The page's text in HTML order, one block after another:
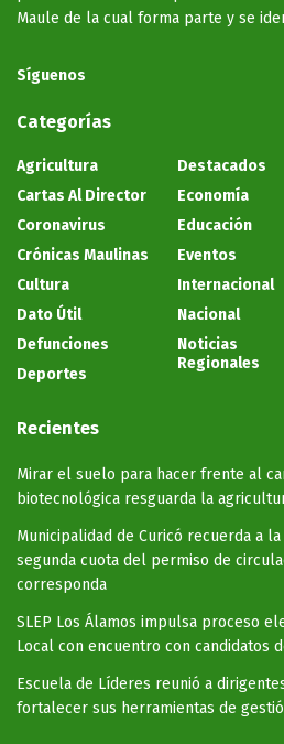
Maule de la cual forma parte y se
Síguenos
Categorías
Agricultura
Cartas Al Director
Coronavirus
Crónicas Maulinas
Cultura
Dato Útil
Defunciones
Deportes
Destacados
Economía
Educación
Eventos
Internacional
Nacional
Noticias
Regionales
Recientes
Mirar el suelo para hacer frente al
biotecnológica resguarda la
Municipalidad de Curicó recuerda a
segunda cuota del permiso de
corresponda
SLEP Los Álamos impulsa proceso
Local con encuentro con candidatos
Escuela de Líderes reunió a
fortalecer sus herramientas de